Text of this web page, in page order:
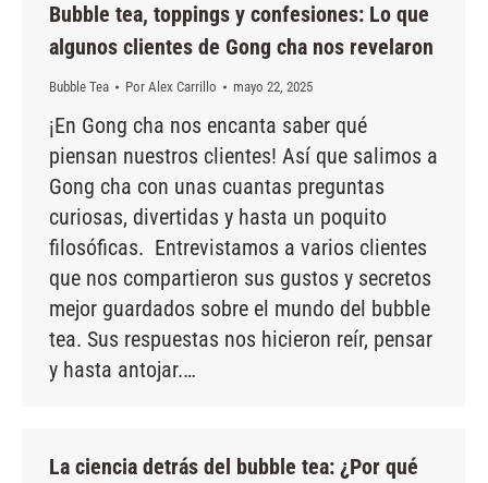
Bubble tea, toppings y confesiones: Lo que
algunos clientes de Gong cha nos revelaron
Bubble Tea Por Alex Carrillo mayo 22, 2025
¡En Gong cha nos encanta saber qué
piensan nuestros clientes! Así que salimos a
Gong cha con unas cuantas preguntas
curiosas, divertidas y hasta un poquito
filosóficas. Entrevistamos a varios clientes
que nos compartieron sus gustos y secretos
mejor guardados sobre el mundo del bubble
tea. Sus respuestas nos hicieron reír, pensar
y hasta antojar.…
La ciencia detrás del bubble tea: ¿Por qué